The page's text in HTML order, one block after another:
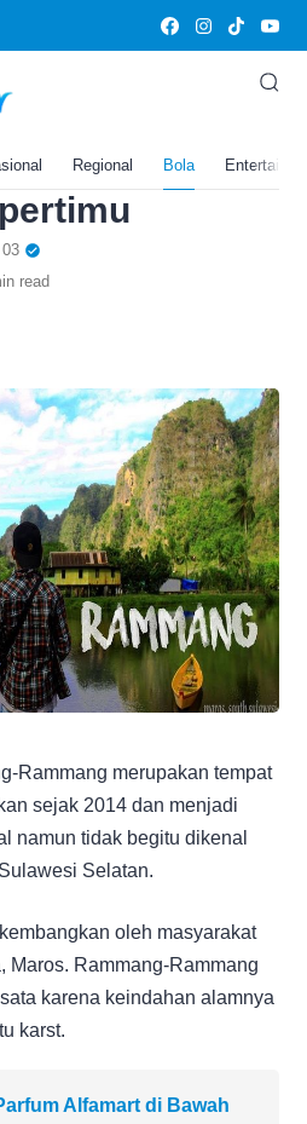
Regional Bola
di Sulawesi
untuk
read
Rammang merupakan tempat
sejak 2014 dan menjadi
namun tidak begitu dikenal
Selatan.
oleh masyarakat
Maros. Rammang-Rammang
karena keindahan alamnya
karst.
Alfamart di Bawah